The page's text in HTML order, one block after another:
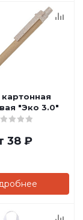
картонная
"Эко 3.0"
38 ₽